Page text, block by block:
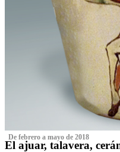
‌ De febrero a mayo de 2018
El ajuar, talavera,